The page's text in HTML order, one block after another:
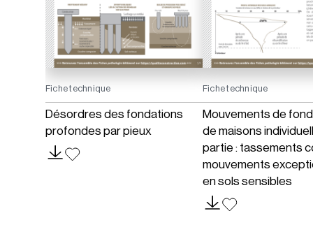
Fiche technique
Désordres des fondations
profondes par pieux
Fiche technique
Mouvements de
de maisons
partie : tassements
mouvements
en sols sensibles